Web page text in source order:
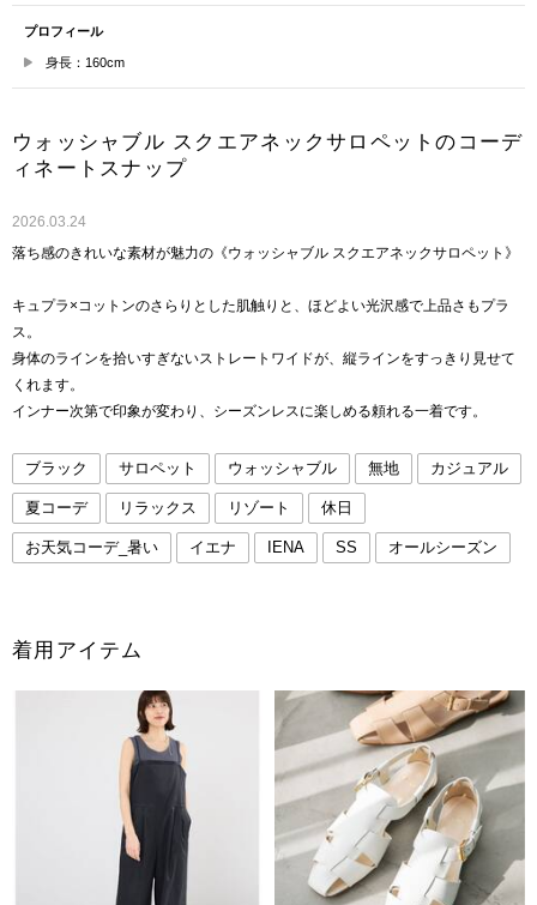
プロフィール
身長：160cm
ウォッシャブル スクエアネックサロペットのコーデ
ィネートスナップ
2026.03.24
落ち感のきれいな素材が魅力の《ウォッシャブル スクエアネックサロペット》
キュプラ×コットンのさらりとした肌触りと、ほどよい光沢感で上品さもプラ
ス。
身体のラインを拾いすぎないストレートワイドが、縦ラインをすっきり見せて
くれます。
インナー次第で印象が変わり、シーズンレスに楽しめる頼れる一着です。
ブラック サロペット ウォッシャブル 無地 カジュアル
夏コーデ リラックス リゾート 休日
お天気コーデ_暑い イエナ IENA SS オールシーズン
着用アイテム